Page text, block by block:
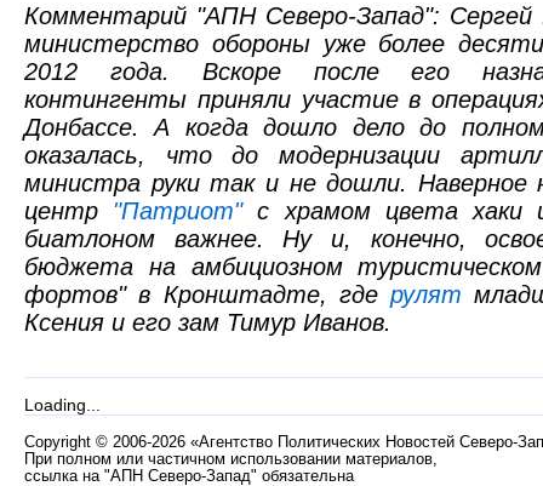
Комментарий "АПН Северо-Запад": Сергей
министерство обороны уже более
2012 года. Вскоре после его
контингенты приняли участие в
Донбассе. А когда дошло дело до
оказалась, что до модернизации
министра руки так и не дошли. Наверное
центр "Патриот"с храмом цвета хаки
биатлоном важнее. Ну и, конечно,
бюджета на амбициозном
фортов" в Кронштадте, гдерулят
Ксения и его зам Тимур Иванов.
Loading...
Copyright © 2006-2026 «Агентство Политических Новостей Северо-
При полном или частичном использовании материалов,
ссылка на "АПН Северо-Запад" обязательна